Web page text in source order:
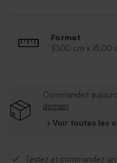
Format
10,00 cm x 15,00
Commandez
demain
› Voir toutes les
Testez et commandez